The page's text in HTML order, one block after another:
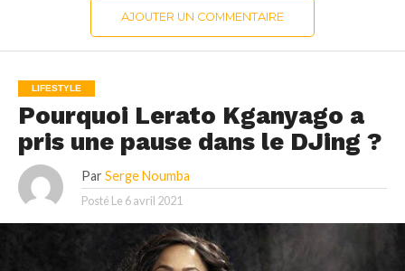
AJOUTER UN COMMENTAIRE
LIFESTYLE
Pourquoi Lerato Kganyago a
pris une pause dans le DJing ?
Par Serge Noumba
Posté Le 6 avril 2021